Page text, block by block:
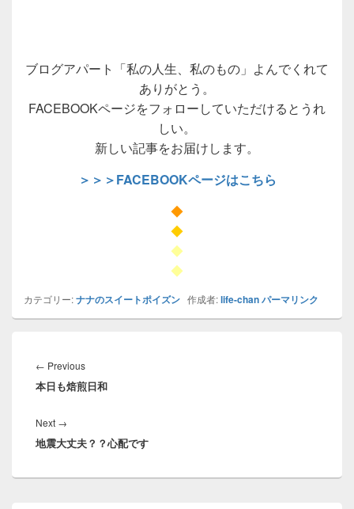
ブログアパート「私の人生、私のもの」よんでくれて
ありがとう。
FACEBOOKページをフォローしていただけるとうれ
しい。
新しい記事をお届けします。
＞＞＞FACEBOOKページはこちら
◆
◆
◆
◆
カテゴリー:ナナのスイートポイズン 作成者:life-chanパーマリンク
稿
ナ
ゲ
ー
シ
← PreviousPrevious
post:
本日も焙煎日和
Next →
post:
地震大丈夫？？心配です